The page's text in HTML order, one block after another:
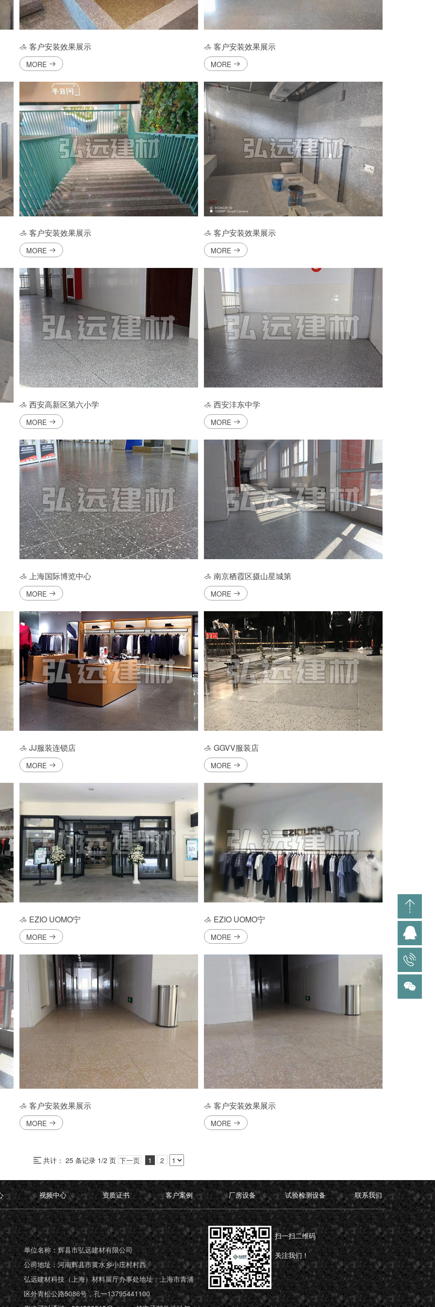
客户安装效果展示
MORE
客户安装效果展示
MORE
客户安装效果展示
MORE
客户安装效果展示
MORE
西安高新区第六小学
MORE
西安沣东中学
MORE
上海国际博览中心
MORE
南京栖霞区摄山星城第
MORE
JJ服装连锁店
MORE
GGVV服装店
MORE
EZIO UOMO宁
MORE
EZIO UOMO宁
MORE
客户安装效果展示
MORE
客户安装效果展示
MORE
共计： 25 条记录 1/2 页 下一页 1 2
视频中心 资质证书 客户案例 厂房设备 试验检测设备 联系我们
单位名称：辉县市弘远建材有限公司
公司地址：河南辉县市黄水乡小庄村村西
弘远建材科技（上海）材料展厅办事处地址：上海市青浦
区外青松公路5086号，孔一13795441100
扫一扫二维码
关注我们！